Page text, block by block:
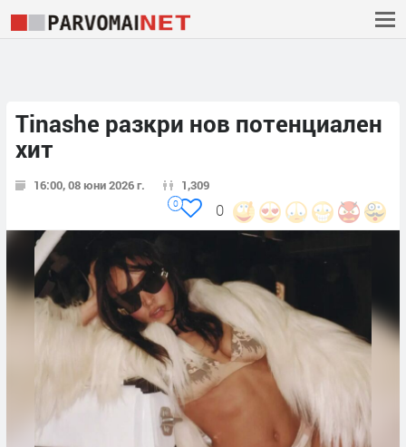
Tinashe разкри нов потенциален
хит
16:00, 08 юни 2026 г. 1,309
0
0